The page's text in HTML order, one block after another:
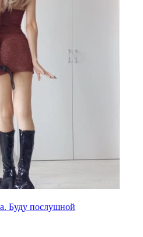
Буду послушной